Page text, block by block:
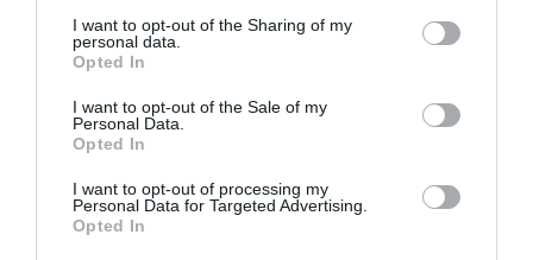
I want to opt-out of the Sharing of my
personal data.
Opted In
I want to opt-out of the Sale of my
Personal Data.
Opted In
I want to opt-out of processing my
Personal Data for Targeted Advertising.
Opted In
Διάρκεια: 90 λεπτά
Σχεδιασμός και εκτέλεση δράσης για παιδιά: Ομάδα
Εργαστήρια για εφήβους:
Ημέρες και ώρες εργαστηρίων:
Αριθμός συμμετεχόντων: 12